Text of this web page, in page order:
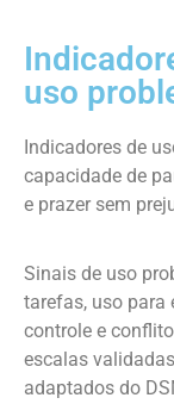
uso
Indicadores de
capacidade de
e prazer sem
Sinais de uso
tarefas, uso para
controle e
escalas
adaptados do